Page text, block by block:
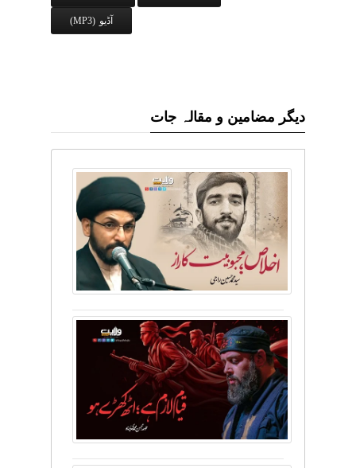
آڈیو (MP3)
دیگر مضامین و مقالہ جات